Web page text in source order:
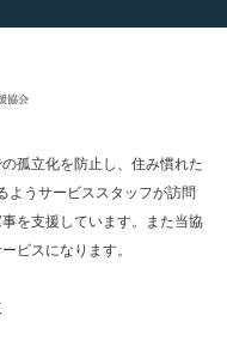
視した「フッターバー」
孤立化を防止し、住み慣れた
ようサービススタッフが訪問
を支援しています。また当協
ビスになります。